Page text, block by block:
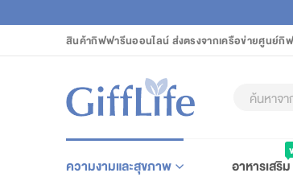
สินค้ากิฟฟารีนออนไลน์ ส่งตรงจากเครือข่ายศูนย์กิ
ความงามและสุขภาพ อาหารเสริม